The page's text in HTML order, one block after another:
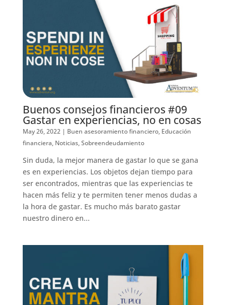
Buenos consejos financieros #09
Gastar en experiencias, no en cosas
May 26, 2022| Buen asesoramiento financiero, Educación
financiera, Noticias,Sobreendeudamiento
Sin duda, la mejor manera de gastar lo que se gana
es en experiencias. Los objetos dejan tiempo para
ser encontrados, mientras que las experiencias te
hacen más feliz y te permiten tener menos dudas a
la hora de gastar. Es mucho más barato gastar
nuestro dinero en...